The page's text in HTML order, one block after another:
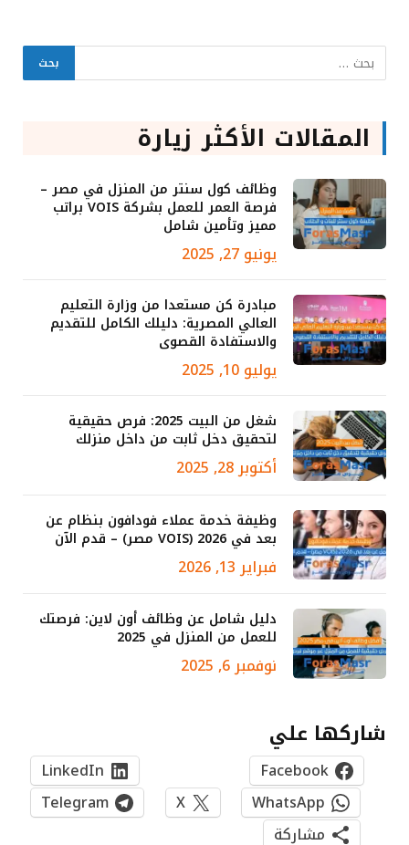
المقالات الأكثر زيارة
وظائف كول سنتر من المنزل في مصر –
فرصة العمر للعمل بشركة VOIS براتب
مميز وتأمين شامل
يونيو 27, 2025
مبادرة كن مستعدا من وزارة التعليم
العالي المصرية: دليلك الكامل للتقديم
والاستفادة القصوى
يوليو 10, 2025
شغل من البيت 2025: فرص حقيقية
لتحقيق دخل ثابت من داخل منزلك
أكتوبر 28, 2025
وظيفة خدمة عملاء فودافون بنظام عن
بعد في 2026 (VOIS مصر) – قدم الآن
فبراير 13, 2026
دليل شامل عن وظائف أون لاين: فرصتك
للعمل من المنزل في 2025
نوفمبر 6, 2025
شاركها علي
Facebook
LinkedIn
WhatsApp
X
Telegram
مشاركة